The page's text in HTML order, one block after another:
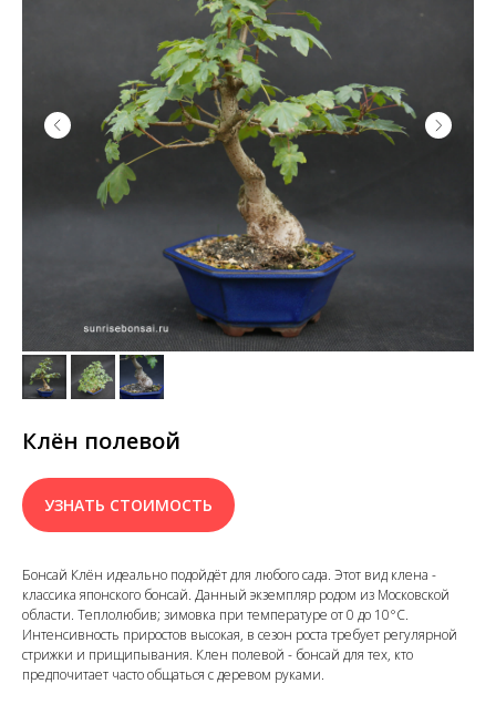
Клён полевой
УЗНАТЬ СТОИМОСТЬ
Бонсай Клён идеально подойдёт для любого сада. Этот вид клена -
классика японского бонсай. Данный экземпляр родом из Московской
области. Теплолюбив; зимовка при температуре от 0 до 10°C.
Интенсивность приростов высокая, в сезон роста требует регулярной
стрижки и прищипывания. Клен полевой - бонсай для тех, кто
предпочитает часто общаться с деревом руками.